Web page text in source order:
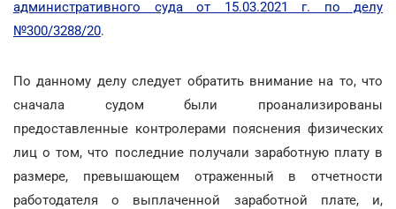
административного суда от 15.03.2021 г. по делу
№300/3288/20.
По данному делу следует обратить внимание на то, что
сначала судом были проанализированы
предоставленные контролерами пояснения физических
лиц о том, что последние получали заработную плату в
размере, превышающем отраженный в отчетности
работодателя о выплаченной заработной плате, и,